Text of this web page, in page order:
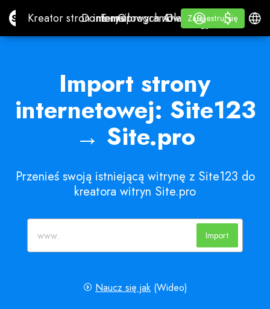
Site.proKreator stron internetowych AI
Kreator stron internetowych AI
Domeny
Domeny
E-mail
E-mailOprogramowanie księgowe
Oprogramowanie księgowe
Dla
Dla Sprzedawców
BIAŁA ETYKIETA
Uczyć się
Uczyć się
Zarejestruj się
Zarejestruj się
Zaloguj się
$
$ Polski
Import strony
internetowej: Site123
→ Site.pro
Przenieś swoją istniejącą witrynę z Site123 do
kreatora witryn Site.pro
Import
Naucz się jak (Wideo)